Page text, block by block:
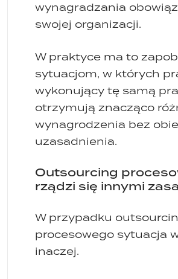
wynagradzania
swojej organizacji.
W praktyce ma to
sytuacjom, w których
wykonujący tę samą
otrzymują znacząco
wynagrodzenia bez
uzasadnienia.
Outsourcing
rządzi się innymi
W przypadku
procesowego sytuacja
inaczej.